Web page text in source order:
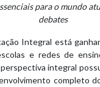
para o mundo
debates
Integral está
e redes de
integral
completo